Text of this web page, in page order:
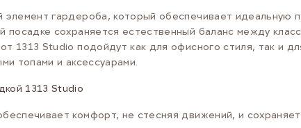
гардероба, который обеспечивает идеальную
посадке сохраняется естественный баланс между
1313 Studio подойдут как для офисного стиля, так и
топами и аксессуарами.
1313 Studio
комфорт, не стесняя движений, и сохраняет